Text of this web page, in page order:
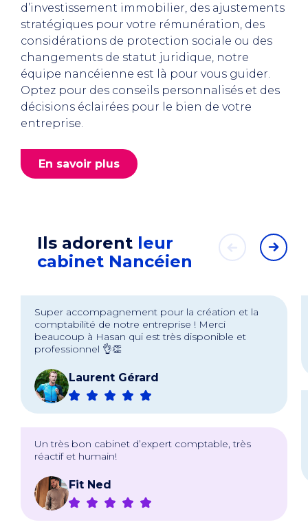
d’investissement immobilier, des ajustements
stratégiques pour votre rémunération, des
considérations de protection sociale ou des
changements de statut juridique, notre
équipe nancéienne est là pour vous guider.
Optez pour des conseils personnalisés et des
décisions éclairées pour le bien de votre
entreprise.
En savoir plus
Ils adorent leur
cabinet Nancéien
Super accompagnement pour la création et la
comptabilité de notre entreprise ! Merci
beaucoup à Hasan qui est très disponible et
professionnel 👌👏
Laurent Gérard
Un très bon cabinet d’expert comptable, très
réactif et humain!
Fit Ned